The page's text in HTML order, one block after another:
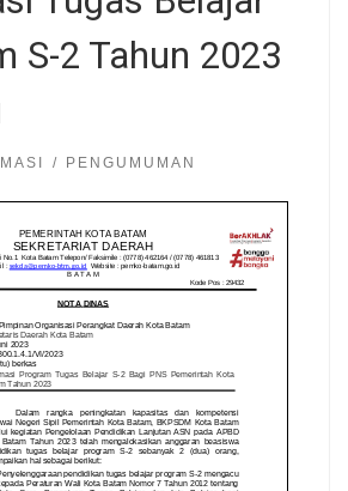
S-2 Tahun 2023
PENGUMUMAN